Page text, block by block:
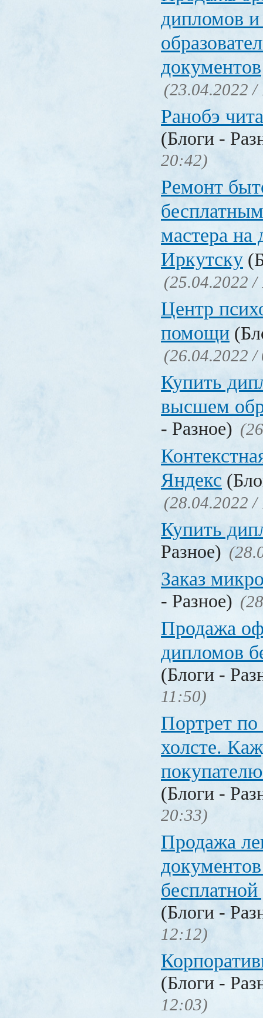
дипломов и
документов
(23.04.2022 /
Ранобэ
(Блоги -
20:42)
Ремонт
мастера на
Иркутску
(25.04.2022 /
Центр
помощи
(26.04.2022 /
Купить
высшем
- Разное)
Яндекс
(28.04.2022 /
Купить
Разное)
Заказ
- Разное)
Продажа
дипломов
(Блоги -
11:50)
Портрет
холсте.
(Блоги -
20:33)
Продажа
(Блоги -
12:12)
(Блоги -
12:03)